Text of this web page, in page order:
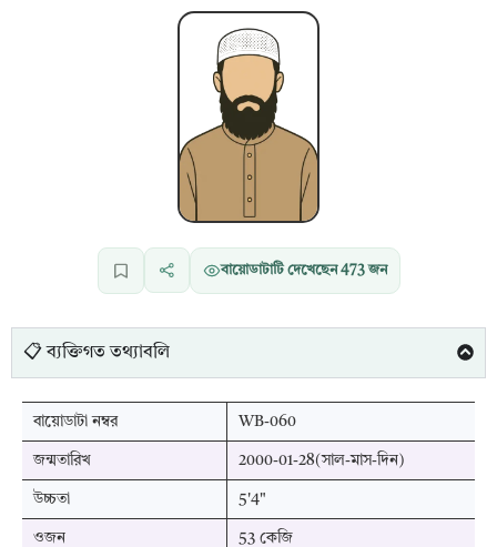
বায়োডাটাটি দেখেছেন473জন
📋 ব্যক্তিগত তথ্যাবলি
বায়োডাটা নম্বর WB-060
জন্মতারিখ 2000-01-28(সাল-মাস-দিন)
উচ্চতা 5'4"
ওজন 53 কেজি